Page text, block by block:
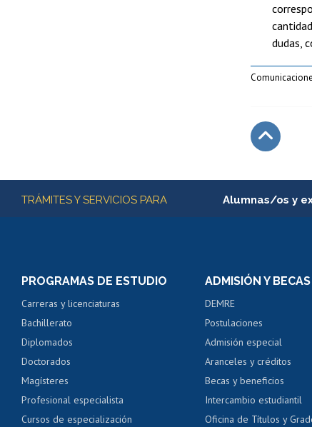
dudas,
Más información
TRÁMITES Y SERVICIOS PARA Alumnas/os y
Consulta y
Servicio médico y
Pago de arancel y
Pago de arancel y
Certificado de
PROGRAMAS DE ESTUDIO
Carreras y licenciaturas
Bachillerato
Diplomados
Doctorados
Magísteres
Profesional especialista
Cursos de especialización
ADMISIÓN Y BECAS
DEMRE
Postulaciones
Admisión especial
Aranceles y créditos
Becas y beneficios
Intercambio estudiantil
Oficina de Títulos y